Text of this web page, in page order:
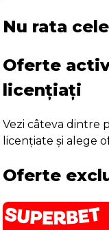
Nu rata
Oferte
licențiați
Vezi câteva dintre
licențiate și alege
Oferte